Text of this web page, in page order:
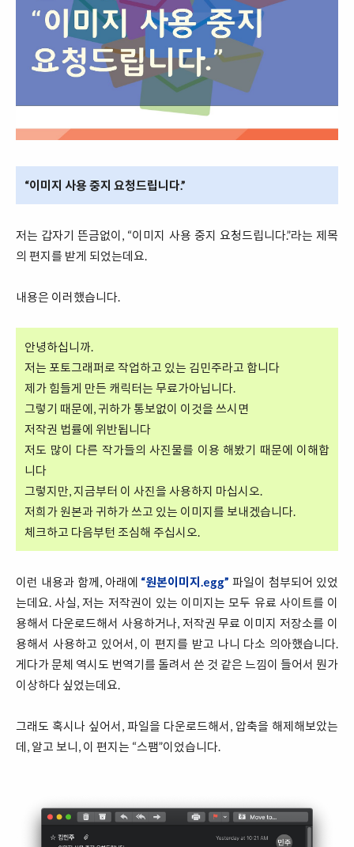
“이미지 사용 중지 요청드립니다.”
저는 갑자기 뜬금없이, “이미지 사용 중지 요청드립니다.”라는 제목
의 편지를 받게 되었는데요.
내용은 이러했습니다.
안녕하십니까.
저는 포토그래퍼로 작업하고 있는 김민주라고 합니다
제가 힘들게 만든 캐릭터는 무료가아닙니다.
그렇기 때문에, 귀하가 통보없이 이것을 쓰시면
저작권 법률에 위반됩니다
저도 많이 다른 작가들의 사진물를 이용 해봤기 때문에 이해합
니다
그렇지만, 지금부터 이 사진을 사용하지 마십시오.
저희가 원본과 귀하가 쓰고 있는 이미지를 보내겠습니다.
체크하고 다음부턴 조심해 주십시오.
이런 내용과 함께, 아래에 “원본이미지.egg” 파일이 첨부되어 있었
는데요. 사실, 저는 저작권이 있는 이미지는 모두 유료 사이트를 이
용해서 다운로드해서 사용하거나, 저작권 무료 이미지 저장소를 이
용해서 사용하고 있어서, 이 편지를 받고 나니 다소 의아했습니다.
게다가 문체 역시도 번역기를 돌려서 쓴 것 같은 느낌이 들어서 뭔가
이상하다 싶었는데요.
그래도 혹시나 싶어서, 파일을 다운로드해서, 압축을 해제해보았는
데, 알고 보니, 이 편지는 “스팸”이었습니다.